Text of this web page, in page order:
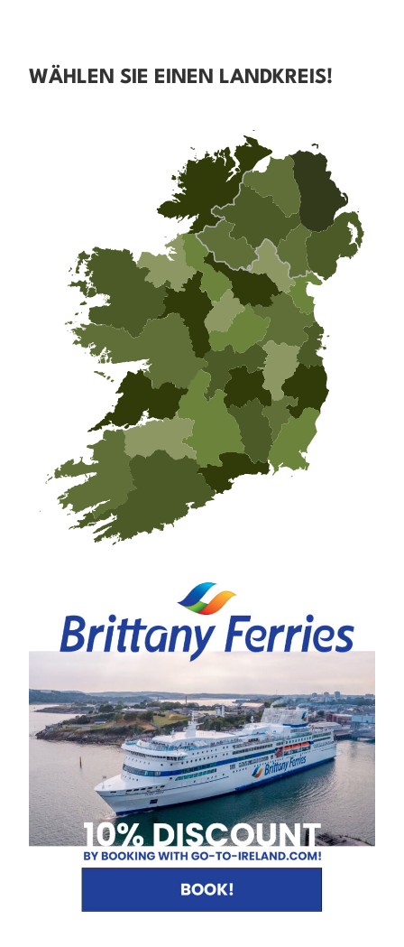
WÄHLEN SIE EINEN LANDKREIS!